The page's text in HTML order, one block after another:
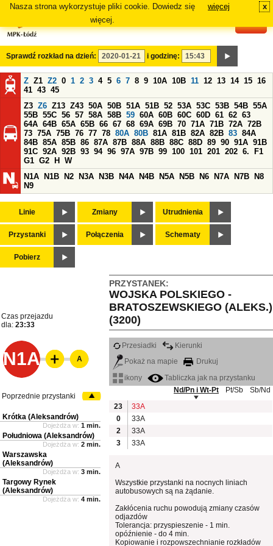
Nasza strona wykorzystuje pliki cookie. Dowiedz się
więcej.
więcej x
Sprawdź rozkład na dzień: i godzinę:
Z Z1 Z2 0 1 2 3 4 5 6 7 8 9 10A 10B 11 12 13 14 15 16
41 43 45
Z3 Z6 Z13 Z43 50A 50B 51A 51B 52 53A 53C 53B 54B 55A
55B 55C 56 57 58A 58B 59 60A 60B 60C 60D 61 62 63
64A 64B 65A 65B 66 67 68 69A 69B 70 71A 71B 72A 72B
73 75A 75B 76 77 78 80A 80B 81A 81B 82A 82B 83 84A
84B 85A 85B 86 87A 87B 88A 88B 88C 88D 89 90 91A 91B
91C 92A 92B 93 94 96 97A 97B 99 100 101 201 202 6.
F1
G1 G2 H
W
N1A
N1B N2 N3A N3B N4A N4B N5A N5B N6 N7A N7B
N8
N9
Linie Zmiany Utrudnienia
Przystanki Połączenia Schematy
Pobierz
PRZYSTANEK:
WOJSKA POLSKIEGO -
BRATOSZEWSKIEGO (ALEKS.)
(3200)
Czas przejazdu
dla: 23:33
N1A
Przesiadki
Kierunki
Pokaż na mapie
Drukuj
ikony
Tabliczka jak na przystanku
Nd/Pn i Wt-Pt
Pt/Sb
Sb/Nd
23
33A
0
33A
2
33A
3
33A
A
Wszystkie przystanki na nocnych liniach
autobusowych są na żądanie.
Zakłócenia ruchu powodują zmiany czasów
odjazdów
Tolerancja: przyspieszenie - 1 min.
opóźnienie - do 4 min.
Kopiowanie i rozpowszechnianie rozkładów
A
Poprzednie przystanki
Krótka (Aleksandrów)
Dojeżdża w: 1 min.
Południowa (Aleksandrów)
Dojeżdża w: 2 min.
Warszawska
(Aleksandrów)
Dojeżdża w: 3 min.
Targowy Rynek
(Aleksandrów)
Dojeżdża w: 4 min.